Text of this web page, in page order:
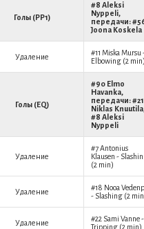
Голы (PP1)
#8 Aleksi
Nyppeli,
передачи:
Joona Koskela
Удаление #11 Miska Mursu
Elbowing (2
Голы (EQ)
#90 Elmo
Havanka,
передачи: #21
Niklas Knuutila
#8 Aleksi
Nyppeli
Удаление
#7Antonius
Klausen -
(2 min)
Удаление #18 Nooa
- Slashing (2
Удаление #22 Sami Vanne-
Tripping (2 min)